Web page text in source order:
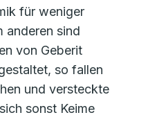
für weniger
anderen sind
von Geberit
so fallen
und versteckte
sonst Keime